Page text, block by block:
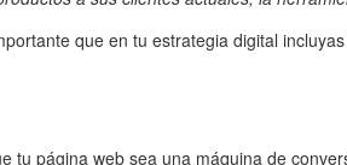
que en tu estrategia digital
página web sea una máquina de